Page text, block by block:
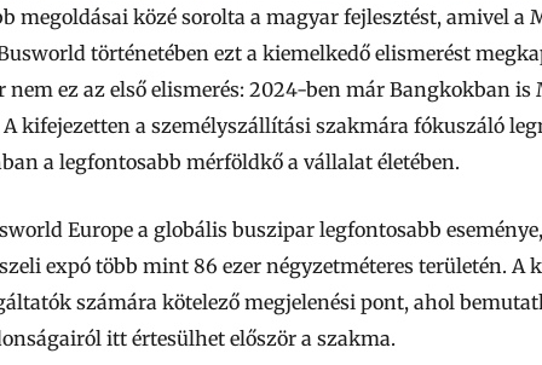
megoldásai közé sorolta a magyar fejlesztést, amivel a
történetében ezt a kiemelkedő elismerést
ez az első elismerés: 2024-ben már Bangkokban
kifejezetten a személyszállítási szakmára fókuszáló
a legfontosabb mérföldkő a vállalat életében.
Europe a globális buszipar legfontosabb
expó több mint 86 ezer négyzetméteres területén. A
számára kötelező megjelenési pont, ahol
itt értesülhet először a szakma.